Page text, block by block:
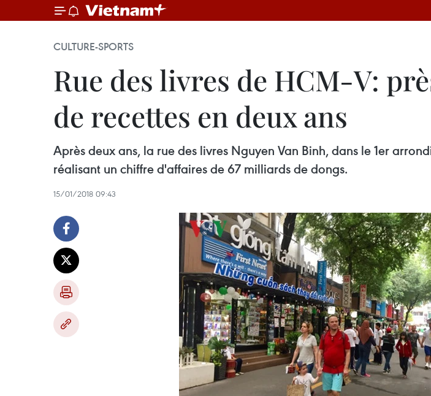
CULTURE-SPORTS
Rue des livres de HCM-V:
de recettes en deux ans
Après deux ans, la rue des livres Nguyen Van Binh, dans le 1er
réalisant un chiffre d'affaires de 67 milliards de dongs.
15/01/2018 09:43